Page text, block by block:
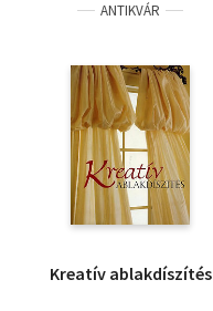
ANTIKVÁR
Kreatív ablakdíszítés